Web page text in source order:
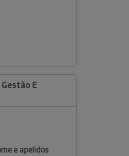
E
e apelidos